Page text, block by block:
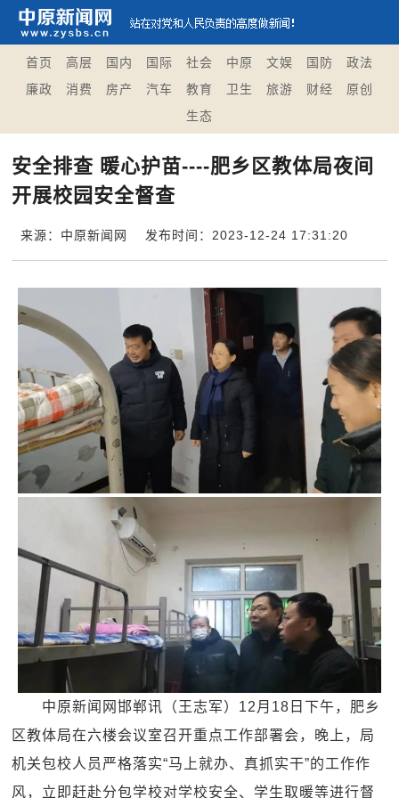
首页 高层 国内 国际 社会 中原 文娱 国防
政法
廉政
消费 房产 汽车 教育 卫生 旅游 财经
原创
生态
安全排查 暖心护苗----肥乡区教体局夜间
开展校园安全督查
来源：中原新闻网 发布时间：2023-12-24 17:31:20
中原新闻网邯郸讯（王志军）12月18日下午，肥乡
区教体局在六楼会议室召开重点工作部署会，晚上，局
机关包校人员严格落实“马上就办、真抓实干”的工作作
风，立即赶赴分包学校对学校安全、学生取暖等进行督